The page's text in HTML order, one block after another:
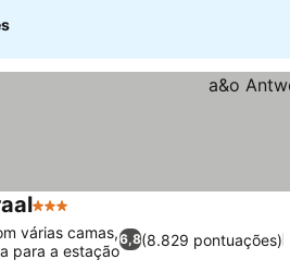
3 Estrelas
6,8(8.829 pontuações)
várias camas,
para a estação